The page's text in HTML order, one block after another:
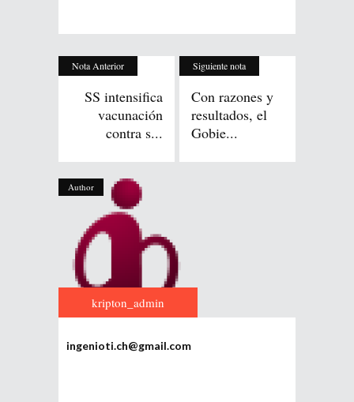
Nota Anterior
SS intensifica
vacunación
contra s...
Siguiente nota
Con razones y
resultados, el
Gobie...
Author
kripton_admin
ingenioti.ch@gmail.com